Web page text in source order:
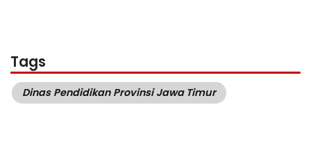
Tags
Dinas Pendidikan Provinsi Jawa Timur